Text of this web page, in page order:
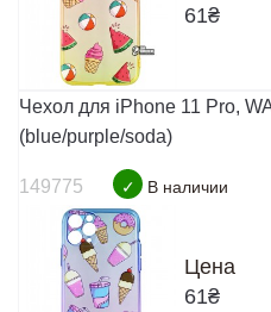
61₴
Чехол для iPhone 11 Pro,
(blue/purple/soda)
149775 ✓ В наличии
Цена
61₴